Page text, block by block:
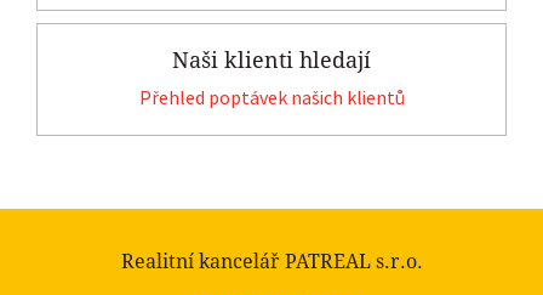
Naši klienti hledají
Přehled poptávek našich klientů
Realitní kancelář PATREAL s.r.o.